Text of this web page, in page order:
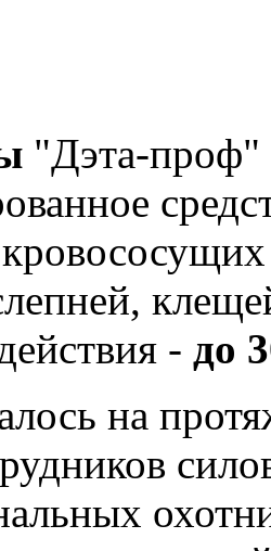
"Дэта-проф"
- до
на